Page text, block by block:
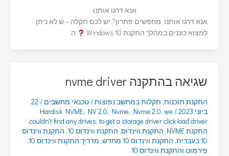
אנא דרגו אותנו
אנא דרגו אותנו מחפשים פתרון? יש לכם תקלה – ש לא ניתן
למצוא כוננים במהלך התקנת Windows 10
ה
שגיאה בהתקנה nvme driver
התקנת תוכנות, תקלות במחשב נפוצות/טכנאי מחשבים /
22
ביוני 2023
/
Hardisk NVME, NV 2.0, Nvme, Nvme 2.0,we
couldn't find any drives. to get a storage driver click load driver
,
התקנת NVME
, התקנת ווינדוס, התקנת ווינדוס 10 , התקנת ווינדוס
10 בעברית
, התקנת ווינדוס 10 מחדש , מדריך התקנת ווינדוס 10
,
פירמוט והתקנת ווינדוס 10